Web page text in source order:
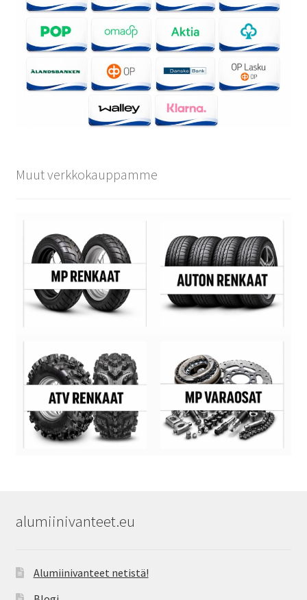
Muut verkkokauppamme
alumiinivanteet.eu
Alumiinivanteet netistä!